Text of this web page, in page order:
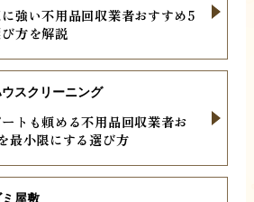
強い不用品回収業者おすすめ5
方を解説
トも頼める不用品回収業者お
最小限にする選び方
スクリーニング
ミ屋敷